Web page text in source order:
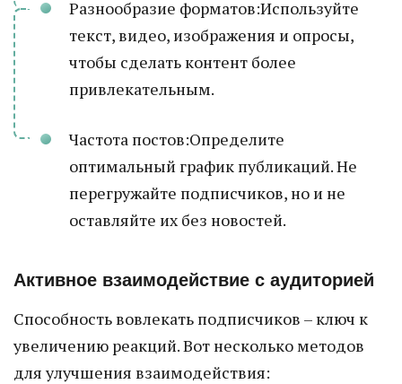
Разнообразие форматов:Используйте
текст, видео, изображения и опросы,
чтобы сделать контент более
привлекательным.
Частота постов:Определите
оптимальный график публикаций. Не
перегружайте подписчиков, но и не
оставляйте их без новостей.
Активное взаимодействие с аудиторией
Способность вовлекать подписчиков – ключ к
увеличению реакций. Вот несколько методов
для улучшения взаимодействия: